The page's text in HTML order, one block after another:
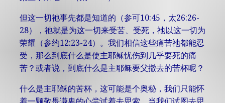
但这一切祂事先都是知道的（参可10:45，太26:26-
28），祂就是为这一切来受苦、受死，祂以这一切为
荣耀（参约12:23-24）。我们相信这些痛苦祂都能忍
受，那么到底什么是使主耶稣忧伤到几乎要死的痛
苦？或者说，到底什么是主耶稣要父撤去的苦杯呢？
什么是主耶稣的苦杯，这可能是个奥秘，我们只能怀